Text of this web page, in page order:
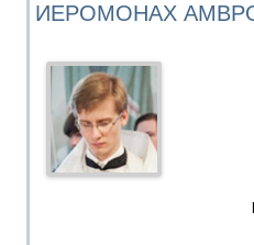
ИЕРОМОНАХ